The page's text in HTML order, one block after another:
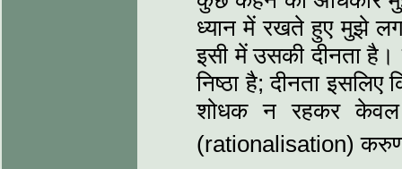
ध्यान में रखते हुए मुझे
इसी में उसकी दीनता है।
निष्ठा है; दीनता
शोधक न रहकर केवल
(rationalisation)